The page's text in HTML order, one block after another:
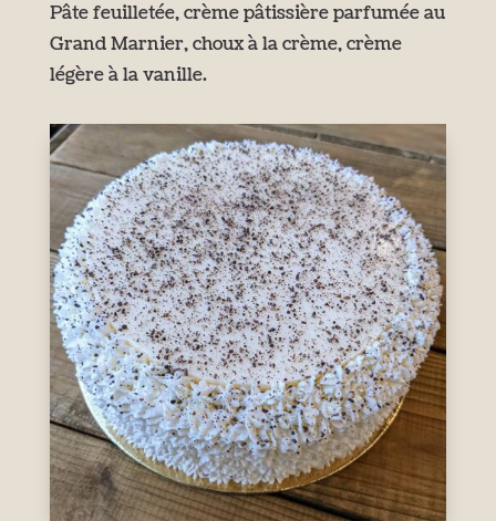
Pâte feuilletée, crème pâtissière parfumée au
Grand Marnier, choux à la crème, crème
légère à la vanille.